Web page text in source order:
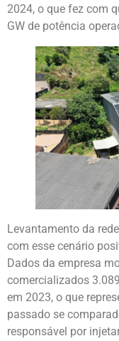
2024, o que fez com
GW de potência
Levantamento da
com esse cenário
Dados da empresa
comercializados
em 2023, o que
passado se
responsável por